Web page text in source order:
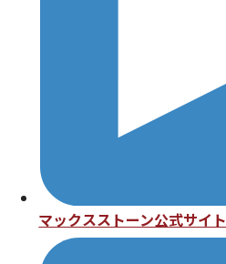
マックスストーン公式サイト